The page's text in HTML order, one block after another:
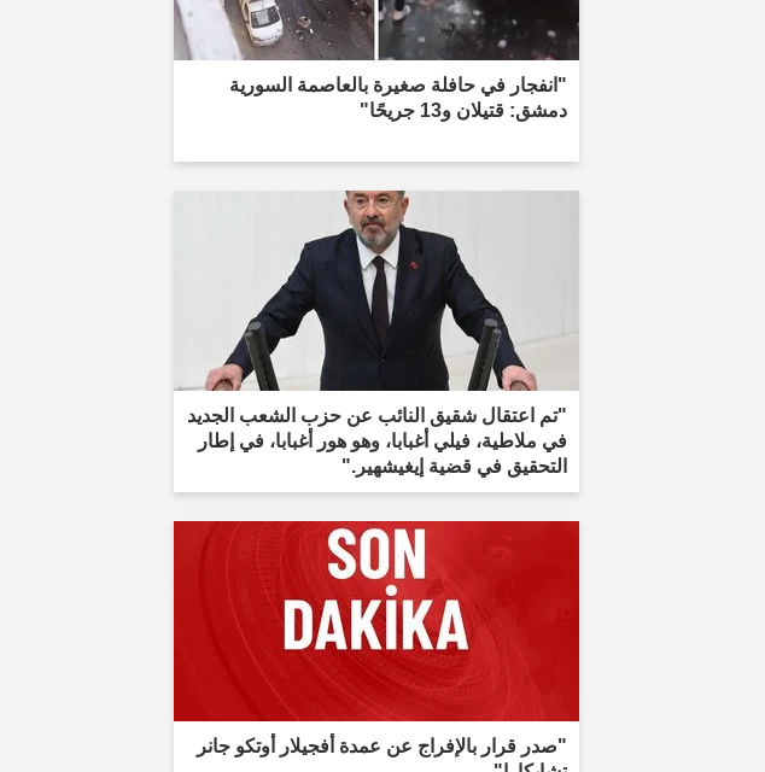
"انفجار في حافلة صغيرة بالعاصمة السورية
دمشق: قتيلان و13 جريحًا"
"تم اعتقال شقيق النائب عن حزب الشعب الجديد
في ملاطية، فيلي أغبابا، وهو هور أغبابا، في إطار
التحقيق في قضية إيغيشهير."
"صدر قرار بالإفراج عن عمدة أفجيلار أوتكو جانر